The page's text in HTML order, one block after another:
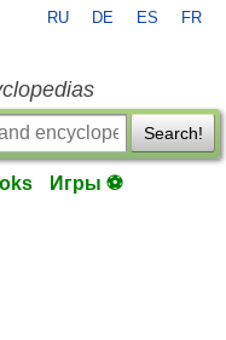
RU DE ES FR
Search!
Игры ⚽